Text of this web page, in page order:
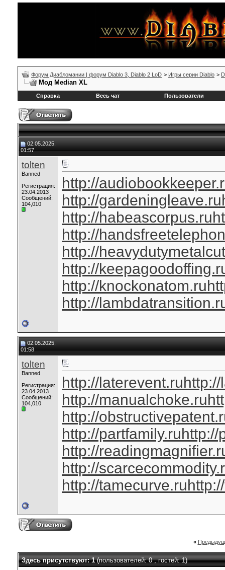
Форум Диабломании | форум Diablo 3, Diablo 2 LoD > Игры серии Diablo >
Мод Median XL
Справка Весь чат Пользователи
02.05.2025,
01:57
tolten
Banned
Регистрация:
23.04.2013
Сообщений:
104,010
http://
http://gardeningleave.ru
http://habeascorpus.ru
http://
http://
http://
http://knockonatom.ru
http://
02.05.2025,
01:58
tolten
Banned
Регистрация:
23.04.2013
Сообщений:
104,010
http://laterevent.ru
http://manualchoke.ru
http://
http://partfamily.ruhttp://
http://
http://
http://tamecurve.ru
«
Здесь присутствуют: 1(пользователей: 0 , гостей: 1)